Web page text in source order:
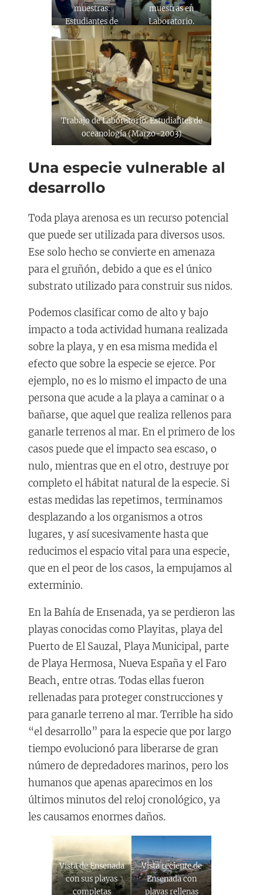
muestras.
Estudiantes de
oceanología
(Marzo-2002)
muestras en
Laboratorio.
Estudiantes de
oceanología(Marzo-
2003) (5)
Trabajo de Laboratorio. Estudiantes de
oceanología (Marzo-2003)
Una especie vulnerable al
desarrollo
Toda playa arenosa es un recurso potencial
que puede ser utilizada para diversos usos.
Ese solo hecho se convierte en amenaza
para el gruñón, debido a que es el único
substrato utilizado para construir sus nidos.
Podemos clasificar como de alto y bajo
impacto a toda actividad humana realizada
sobre la playa, y en esa misma medida el
efecto que sobre la especie se ejerce. Por
ejemplo, no es lo mismo el impacto de una
persona que acude a la playa a caminar o a
bañarse, que aquel que realiza rellenos para
ganarle terrenos al mar. En el primero de los
casos puede que el impacto sea escaso, o
nulo, mientras que en el otro, destruye por
completo el hábitat natural de la especie. Si
estas medidas las repetimos, terminamos
desplazando a los organismos a otros
lugares, y así sucesivamente hasta que
reducimos el espacio vital para una especie,
que en el peor de los casos, la empujamos al
exterminio.
En la Bahía de Ensenada, ya se perdieron las
playas conocidas como Playitas, playa del
Puerto de El Sauzal, Playa Municipal, parte
de Playa Hermosa, Nueva España y el Faro
Beach, entre otras. Todas ellas fueron
rellenadas para proteger construcciones y
para ganarle terreno al mar. Terrible ha sido
“el desarrollo” para la especie que por largo
tiempo evolucionó para liberarse de gran
número de depredadores marinos, pero los
humanos que apenas aparecimos en los
últimos minutos del reloj cronológico, ya
les causamos enormes daños.
Vista de Ensenada
con sus playas
completas
Vista reciente de
Ensenada con
playas rellenas